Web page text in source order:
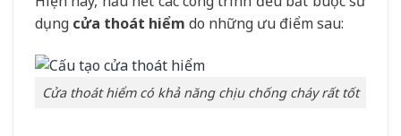
dụng cửa thoát hiểm do những ưu điểm sau:
Cửa thoát hiểm có khả năng chịu chống cháy rất tốt